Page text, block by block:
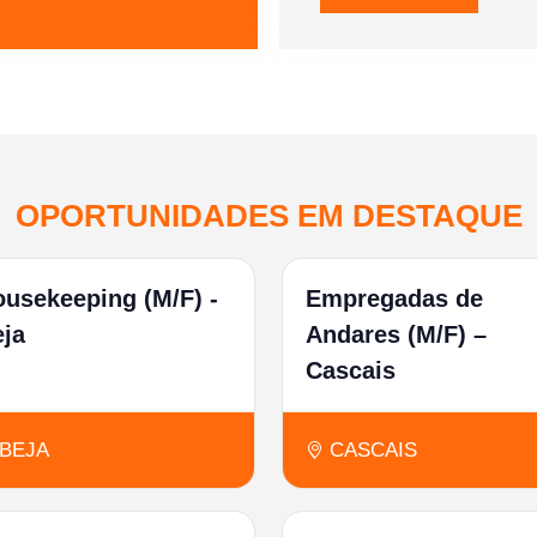
OPORTUNIDADES EM DESTAQUE
(M/F) -
Empregadas de
Andares (M/F) –
Cascais
CASCAIS